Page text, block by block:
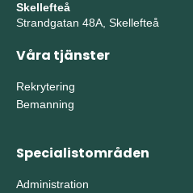
Skellefteå
Strandgatan 48A, Skellefteå
Våra tjänster
Rekrytering
Bemanning
Specialistområden
Administration